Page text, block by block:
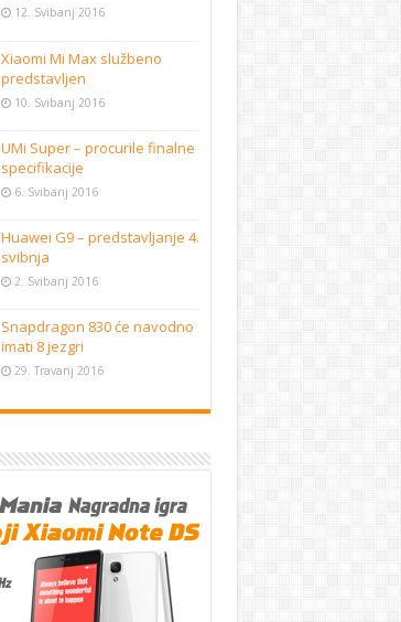
12. Svibanj 2016
Xiaomi Mi Max službeno
predstavljen
10. Svibanj 2016
UMi Super – procurile finalne
specifikacije
6. Svibanj 2016
Huawei G9 – predstavljanje 4.
svibnja
2. Svibanj 2016
Snapdragon 830 će navodno
imati 8 jezgri
29. Travanj 2016